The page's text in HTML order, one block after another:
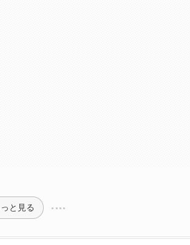
と見る